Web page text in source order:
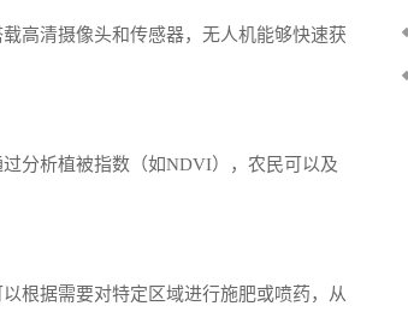
高清摄像头和传感器，无人机能够快速获
分析植被指数（如NDVI），农民可以及
根据需要对特定区域进行施肥或喷药，从